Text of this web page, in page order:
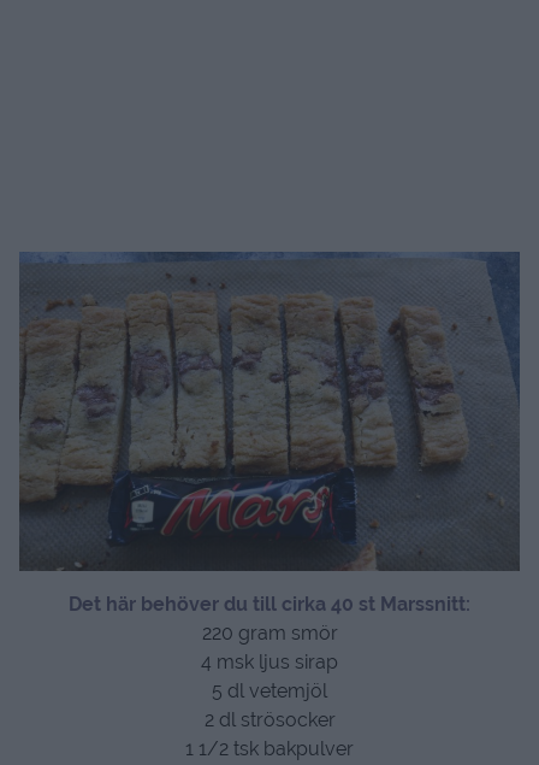
Det här behöver du till cirka 40 st Marssnitt:
220 gram smör
4 msk ljus sirap
5 dl vetemjöl
2 dl strösocker
1 1/2 tsk bakpulver